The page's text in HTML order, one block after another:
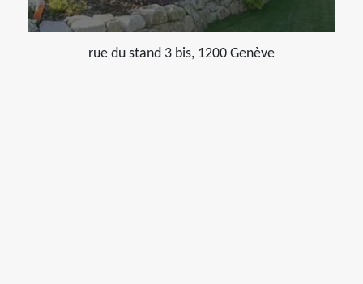
rue du stand 3 bis, 1200 Genève